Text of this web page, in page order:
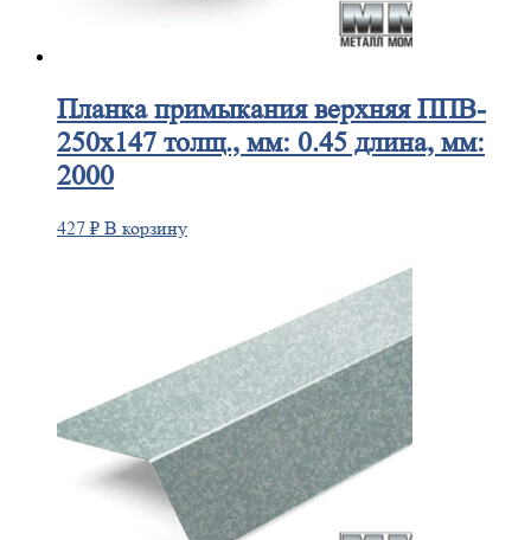
Планкапримыкания верхняя ППВ-
250х147 толщ., мм: 0.45 длина, мм:
2000
427 ₽ В корзину